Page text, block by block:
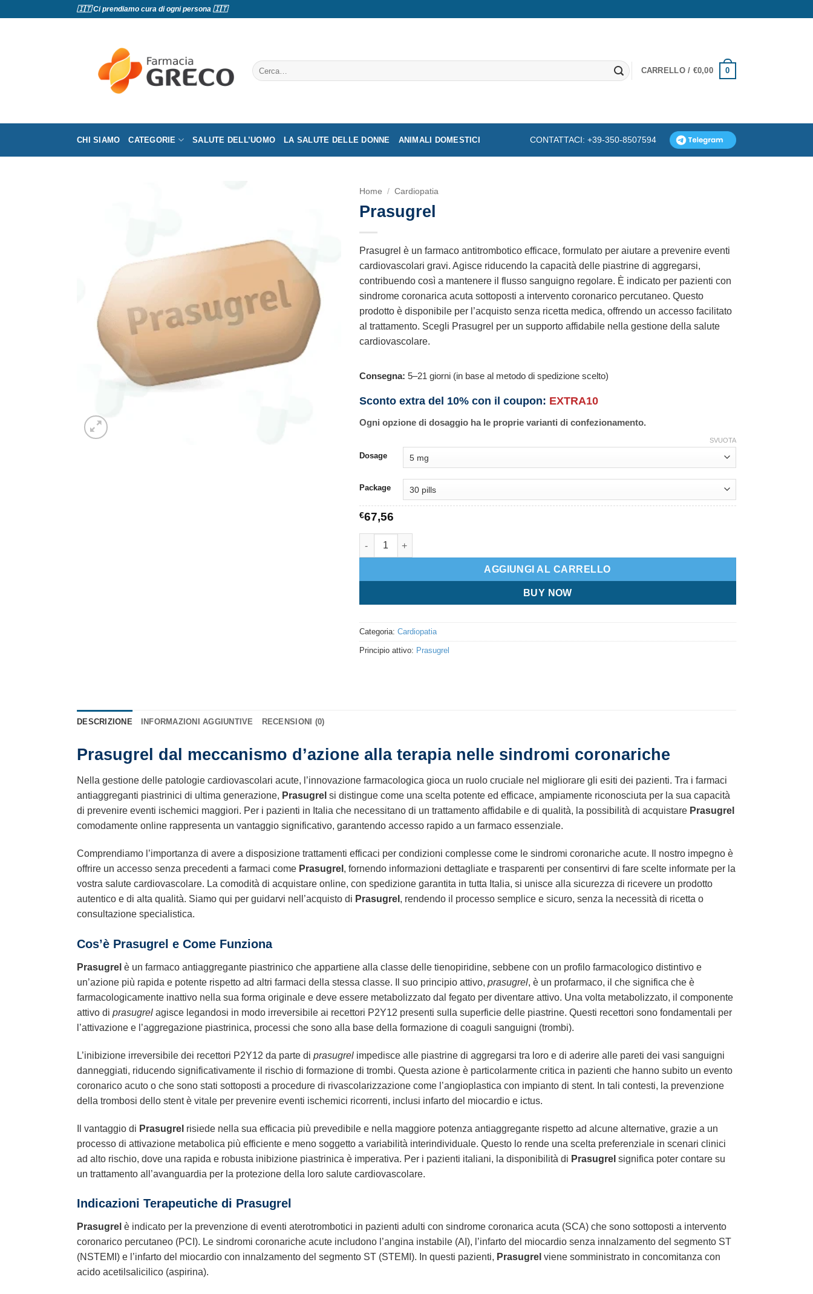
🇮🇹 Ci prendiamo cura di ogni persona 🇮🇹
Cerca:
CARRELLO / €0,00 0
CHI SIAMO CATEGORIE SALUTE DELL’UOMO LA SALUTE DELLE DONNE ANIMALI DOMESTICI CONTATTACI: +39-350-8507594
Home / Cardiopatia
Prasugrel
Prasugrel è un farmaco antitrombotico efficace, formulato per aiutare a prevenire eventi
cardiovascolari gravi. Agisce riducendo la capacità delle piastrine di aggregarsi,
contribuendo così a mantenere il flusso sanguigno regolare. È indicato per pazienti con
sindrome coronarica acuta sottoposti a intervento coronarico percutaneo. Questo
prodotto è disponibile per l’acquisto senza ricetta medica, offrendo un accesso facilitato
al trattamento. Scegli Prasugrel per un supporto affidabile nella gestione della salute
cardiovascolare.
Consegna: 5–21 giorni (in base al metodo di spedizione scelto)
Sconto extra del 10% con il coupon: EXTRA10
Ogni opzione di dosaggio ha le proprie varianti di confezionamento.
Dosage
Package
SVUOTA
€67,56
Prasugrel quantità
AGGIUNGI AL CARRELLO
BUY NOW
Categoria: Cardiopatia
Principio attivo: Prasugrel
DESCRIZIONE INFORMAZIONI AGGIUNTIVE RECENSIONI (0)
Prasugrel dal meccanismo d’azione alla terapia nelle sindromi coronariche
Nella gestione delle patologie cardiovascolari acute, l’innovazione farmacologica gioca un ruolo cruciale nel migliorare gli esiti dei pazienti. Tra i farmaci
antiaggreganti piastrinici di ultima generazione, Prasugrel si distingue come una scelta potente ed efficace, ampiamente riconosciuta per la sua capacità
di prevenire eventi ischemici maggiori. Per i pazienti in Italia che necessitano di un trattamento affidabile e di qualità, la possibilità di acquistare Prasugrel
comodamente online rappresenta un vantaggio significativo, garantendo accesso rapido a un farmaco essenziale.
Comprendiamo l’importanza di avere a disposizione trattamenti efficaci per condizioni complesse come le sindromi coronariche acute. Il nostro impegno è
offrire un accesso senza precedenti a farmaci come Prasugrel , fornendo informazioni dettagliate e trasparenti per consentirvi di fare scelte informate per la
vostra salute cardiovascolare. La comodità di acquistare online, con spedizione garantita in tutta Italia, si unisce alla sicurezza di ricevere un prodotto
autentico e di alta qualità. Siamo qui per guidarvi nell’acquisto di Prasugrel , rendendo il processo semplice e sicuro, senza la necessità di ricetta o
consultazione specialistica.
Cos’è Prasugrel e Come Funziona
Prasugrel è un farmaco antiaggregante piastrinico che appartiene alla classe delle tienopiridine, sebbene con un profilo farmacologico distintivo e
un’azione più rapida e potente rispetto ad altri farmaci della stessa classe. Il suo principio attivo, prasugrel, è un profarmaco, il che significa che è
farmacologicamente inattivo nella sua forma originale e deve essere metabolizzato dal fegato per diventare attivo. Una volta metabolizzato, il componente
attivo di prasugrel agisce legandosi in modo irreversibile ai recettori P2Y12 presenti sulla superficie delle piastrine. Questi recettori sono fondamentali per
l’attivazione e l’aggregazione piastrinica, processi che sono alla base della formazione di coaguli sanguigni (trombi).
L’inibizione irreversibile dei recettori P2Y12 da parte di prasugrel impedisce alle piastrine di aggregarsi tra loro e di aderire alle pareti dei vasi sanguigni
danneggiati, riducendo significativamente il rischio di formazione di trombi. Questa azione è particolarmente critica in pazienti che hanno subito un evento
coronarico acuto o che sono stati sottoposti a procedure di rivascolarizzazione come l’angioplastica con impianto di stent. In tali contesti, la prevenzione
della trombosi dello stent è vitale per prevenire eventi ischemici ricorrenti, inclusi infarto del miocardio e ictus.
Il vantaggio di Prasugrel risiede nella sua efficacia più prevedibile e nella maggiore potenza antiaggregante rispetto ad alcune alternative, grazie a un
processo di attivazione metabolica più efficiente e meno soggetto a variabilità interindividuale. Questo lo rende una scelta preferenziale in scenari clinici
ad alto rischio, dove una rapida e robusta inibizione piastrinica è imperativa. Per i pazienti italiani, la disponibilità di Prasugrel significa poter contare su
un trattamento all’avanguardia per la protezione della loro salute cardiovascolare.
Indicazioni Terapeutiche di Prasugrel
Prasugrel è indicato per la prevenzione di eventi aterotrombotici in pazienti adulti con sindrome coronarica acuta (SCA) che sono sottoposti a intervento
coronarico percutaneo (PCI). Le sindromi coronariche acute includono l’angina instabile (AI), l’infarto del miocardio senza innalzamento del segmento ST
(NSTEMI) e l’infarto del miocardio con innalzamento del segmento ST (STEMI). In questi pazienti, Prasugrel viene somministrato in concomitanza con
acido acetilsalicilico (aspirina).